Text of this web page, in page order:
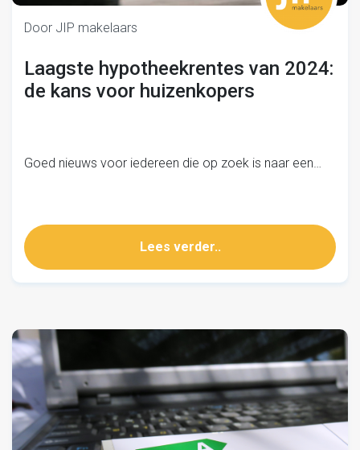
Door JIP makelaars
Laagste hypotheekrentes van 2024:
de kans voor huizenkopers
Goed nieuws voor iedereen die op zoek is naar een…
Lees verder..